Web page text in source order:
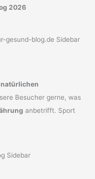
2026
natürlichen
Besucher gerne, was
anbetrifft. Sport